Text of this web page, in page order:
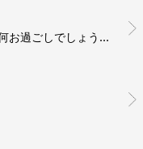
8月に入りまして、暑すぎる毎日ですが如何お過ごしでしょうか？